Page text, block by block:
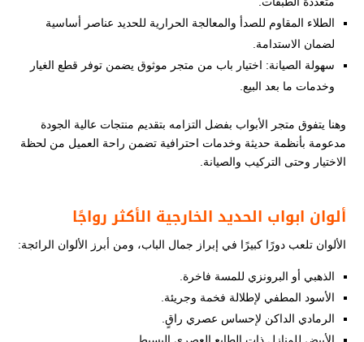
الطلاء المقاوم للصدأ والمعالجة الحرارية للحديد عناصر أساسية
لضمان الاستدامة.
سهولة الصيانة: اختيار باب من متجر موثوق يضمن توفر قطع الغيار
وخدمات ما بعد البيع.
وهنا يتفوق متجر الأبواب بفضل التزامه بتقديم منتجات عالية الجودة
مدعومة بأنظمة حديثة وخدمات احترافية تضمن راحة العميل من لحظة
الاختيار وحتى التركيب والصيانة.
ألوان ابواب الحديد الخارجية الأكثر رواجًا
الألوان تلعب دورًا كبيرًا في إبراز جمال الباب، ومن أبرز الألوان الرائجة:
الذهبي أو البرونزي للمسة فاخرة.
الأسود المطفي لإطلالة فخمة وجريئة.
الرمادي الداكن لإحساس عصري راقٍ.